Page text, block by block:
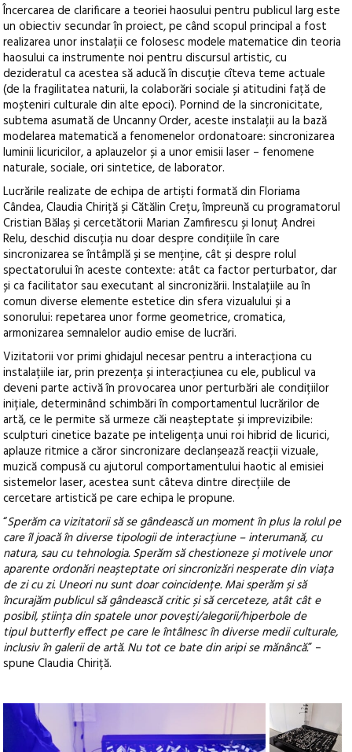
Încercarea de clarificare a teoriei haosului pentru publicul larg este
un obiectiv secundar în proiect, pe când scopul principal a fost
realizarea unor instalații ce folosesc modele matematice din teoria
haosului ca instrumente noi pentru discursul artistic, cu
dezideratul ca acestea să aducă în discuție cîteva teme actuale
(de la fragilitatea naturii, la colaborări sociale și atitudini față de
moșteniri culturale din alte epoci). Pornind de la sincronicitate,
subtema asumată de Uncanny Order, aceste instalații au la bază
modelarea matematică a fenomenelor ordonatoare: sincronizarea
luminii licuricilor, a aplauzelor și a unor emisii laser – fenomene
naturale, sociale, ori sintetice, de laborator.
Lucrările realizate de echipa de artiști formată din Floriama
Cândea, Claudia Chiriță și Cătălin Crețu, împreună cu programatorul
Cristian Bălaș și cercetătorii Marian Zamfirescu și Ionuț Andrei
Relu, deschid discuția nu doar despre condițiile în care
sincronizarea se întâmplă și se menține, cât și despre rolul
spectatorului în aceste contexte: atât ca factor perturbator, dar
și ca facilitator sau executant al sincronizării. Instalațiile au în
comun diverse elemente estetice din sfera vizualului și a
sonorului: repetarea unor forme geometrice, cromatica,
armonizarea semnalelor audio emise de lucrări.
Vizitatorii vor primi ghidajul necesar pentru a interacționa cu
instalațiile iar, prin prezența și interacțiunea cu ele, publicul va
deveni parte activă în provocarea unor perturbări ale condițiilor
inițiale, determinând schimbări în comportamentul lucrărilor de
artă, ce le permite să urmeze căi neașteptate și imprevizibile:
sculpturi cinetice bazate pe inteligența unui roi hibrid de licurici,
aplauze ritmice a căror sincronizare declanșează reacții vizuale,
muzică compusă cu ajutorul comportamentului haotic al emisiei
sistemelor laser, acestea sunt câteva dintre direcțiile de
cercetare artistică pe care echipa le propune.
“Sperăm ca vizitatorii să se gândească un moment în plus la rolul pe
care îl joacă în diverse tipologii de interacțiune – interumană, cu
natura, sau cu tehnologia. Sperăm să chestioneze și motivele unor
aparente ordonări neașteptate ori sincronizări nesperate din viața
de zi cu zi. Uneori nu sunt doar coincidențe. Mai sperăm și să
încurajăm publicul să gândească critic și să cerceteze, atât cât e
posibil, știința din spatele unor povești/alegorii/hiperbole de
tipul butterfly effect pe care le întâlnesc în diverse medii culturale,
inclusiv în galerii de artă. Nu tot ce bate din aripi se mănâncă.” –
spune Claudia Chiriță.